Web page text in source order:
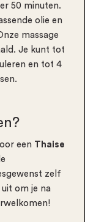
50 minuten.
olie en
massage
Je kunt tot
en tot 4
een Thaise
zelf
om je na